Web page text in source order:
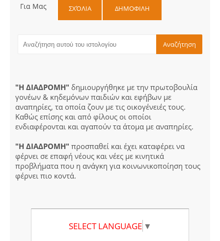
Για Μας ΣΧΌΛΙΑ ΔΗΜΟΦΙΛΗ
"Η ΔΙΑΔΡΟΜΗ" δημιουργήθηκε με την πρωτοβουλία
γονέων & κηδεμόνων παιδιών και εφήβων με
αναπηρίες, τα οποία ζουν με τις οικογένειές τους.
Καθώς επίσης και από φίλους οι οποίοι
ενδιαφέρονται και αγαπούν τα άτομα με αναπηρίες.
"Η ΔΙΑΔΡΟΜΗ" προσπαθεί και έχει καταφέρει να
φέρνει σε επαφή νέους και νέες με κινητικά
προβλήματα που η ανάγκη για κοινωνικοποίηση τους
φέρνει πιο κοντά.
SELECT LANGUAGE ▼